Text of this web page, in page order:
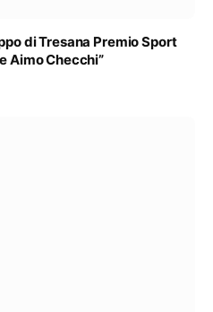
di Tresana Premio Sport
Aimo Checchi”